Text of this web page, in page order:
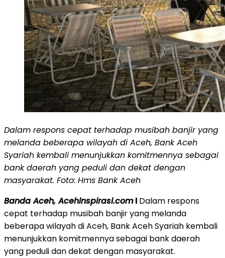
Dalam respons cepat terhadap musibah banjir yang
melanda beberapa wilayah di Aceh, Bank Aceh
Syariah kembali menunjukkan komitmennya sebagai
bank daerah yang peduli dan dekat dengan
masyarakat. Foto: Hms Bank Aceh
Banda Aceh, Acehinspirasi.coml Dalam respons
cepat terhadap musibah banjir yang melanda
beberapa wilayah di Aceh, Bank Aceh Syariah kembali
menunjukkan komitmennya sebagai bank daerah
yang peduli dan dekat dengan masyarakat.